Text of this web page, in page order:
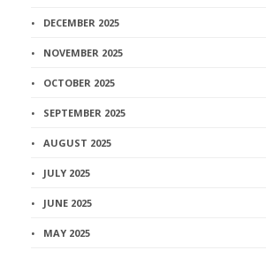
DECEMBER 2025
NOVEMBER 2025
OCTOBER 2025
SEPTEMBER 2025
AUGUST 2025
JULY 2025
JUNE 2025
MAY 2025